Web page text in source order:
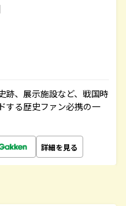
跡、展示施設など、戦国時
する歴史ファン必携の一
詳細を見る